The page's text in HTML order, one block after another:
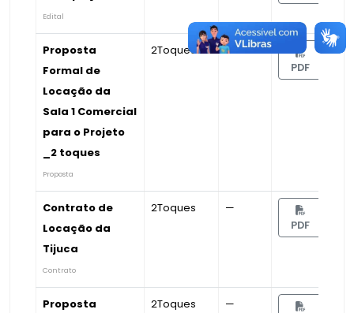
Edital
Proposta
Formal de
Locação da
Sala 1 Comercial
para o Projeto
_2 toques
Proposta
2Toques —
PDF
Contrato de
Locação da
Tijuca
Contrato
2Toques —
PDF
Proposta
2Toques —